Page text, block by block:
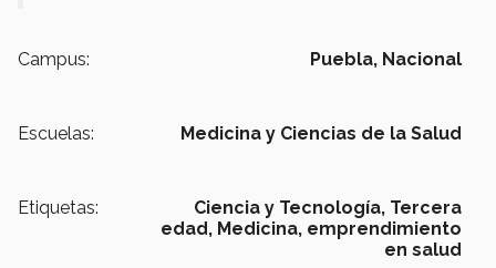
Campus: Puebla, Nacional
Escuelas: Medicina y Ciencias de la Salud
Etiquetas: Ciencia y Tecnología, Tercera
edad, Medicina, emprendimiento
en salud